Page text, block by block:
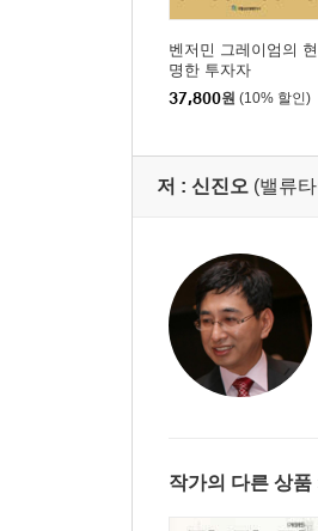
15장 공격적 투자자를
그레이엄-뉴먼 방식
16장 전환증권과 신주
전환증권이 보통주에
18장 기업 비교 분석 방
비교 2: 에어 프로덕
비교 3: 아메리칸 홈
아메리칸 호스피탈 서
비교 4: H&R 블록(소
비교 5: IFF(향료회사)
비교 7: 제너럴(대규
벤저민 그레이엄의 현
명한 투자자
37,800원 (10% 할인)
저 : 신진오 (밸류
작가의 다른 상품